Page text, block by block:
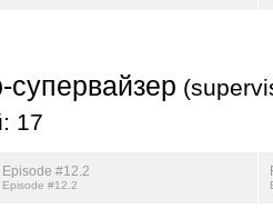
17
Episode #12.2
Episode #12.2